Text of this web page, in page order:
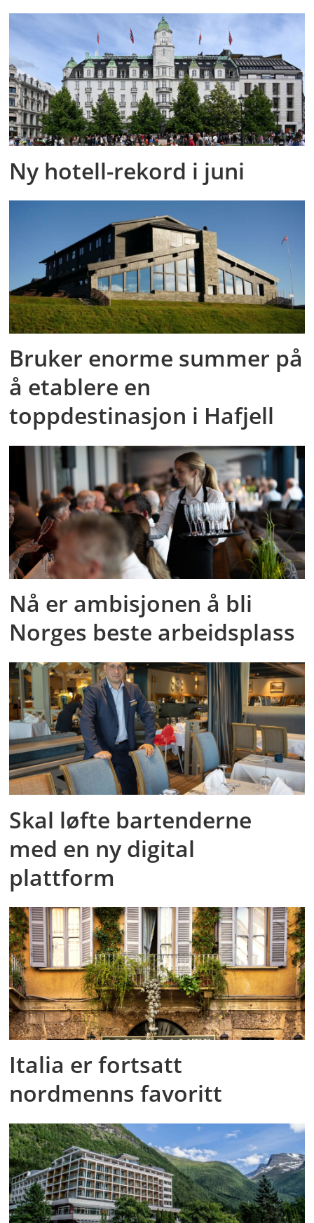
Ny hotell-rekord i juni
Bruker enorme summer på
å etablere en
toppdestinasjon i Hafjell
Nå er ambisjonen å bli
Norges beste arbeidsplass
Skal løfte bartenderne
med en ny digital
plattform
Italia er fortsatt
nordmenns favoritt